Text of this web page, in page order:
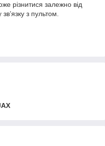
різнитися залежно від
з пультом.